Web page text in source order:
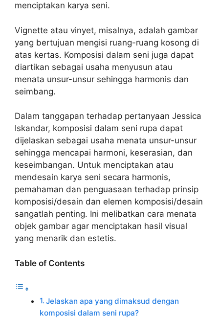
menciptakan karya seni.
Vignette atau vinyet, misalnya, adalah gambar
yang bertujuan mengisi ruang-ruang kosong di
atas kertas. Komposisi dalam seni juga dapat
diartikan sebagai usaha menyusun atau
menata unsur-unsur sehingga harmonis dan
seimbang.
Dalam tanggapan terhadap pertanyaan Jessica
Iskandar, komposisi dalam seni rupa dapat
dijelaskan sebagai usaha menata unsur-unsur
sehingga mencapai harmoni, keserasian, dan
keseimbangan. Untuk menciptakan atau
mendesain karya seni secara harmonis,
pemahaman dan penguasaan terhadap prinsip
komposisi/desain dan elemen komposisi/desain
sangatlah penting. Ini melibatkan cara menata
objek gambar agar menciptakan hasil visual
yang menarik dan estetis.
Table of Contents
Jelaskan apa yang dimaksud dengan
komposisi dalam seni rupa?